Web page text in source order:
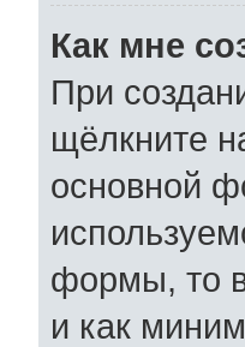
Как мне
При
щёлкните
основной
формы, то
и как